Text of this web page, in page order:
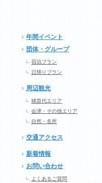
年間イベント
団体・グループ
宿泊プラン
日帰りプラン
周辺観光
猪苗代エリア
会津・その他エリア
自然・名所
交通アクセス
新着情報
お問い合わせ
よくあるご質問